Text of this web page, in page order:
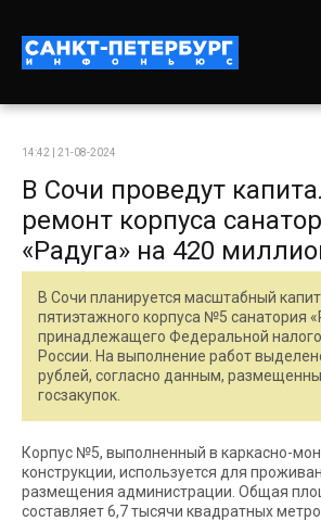
14:42 | 21-08-2024
В Сочи проведут
ремонт корпуса
«Радуга» на 420
В Сочи планируется масштабный
пятиэтажного корпуса №5 санатория
принадлежащего Федеральной
России. На выполнение работ
рублей, согласно данным,
госзакупок.
Корпус №5, выполненный в каркасно-
конструкции, используется для
размещения администрации. Общая
составляет 6,7 тысячи квадратных